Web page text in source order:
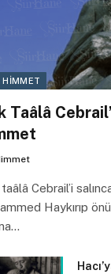
HIMMET
Taâlâ
Cebrail’i
Haykırıp